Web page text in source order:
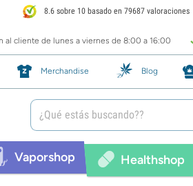
8.6 sobre 10 basado en 79687 valoraciones
al cliente de lunes a viernes de 8:00 a 16:00
Merchandise Blog
Vaporshop Healthshop